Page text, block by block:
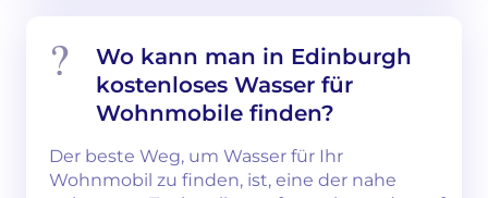
Wo kann man in Edinburgh
kostenloses Wasser für
Wohnmobile finden?
Der beste Weg, um Wasser für Ihr
Wohnmobil zu finden, ist, eine der nahe